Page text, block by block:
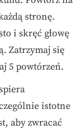
stronę.
i skręć głowę
Zatrzymaj się
5 powtórzeń.
istotne
aby zwracać